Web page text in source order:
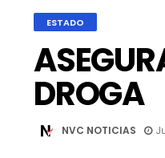
ESTADO
DROGA
NVC NOTICIAS